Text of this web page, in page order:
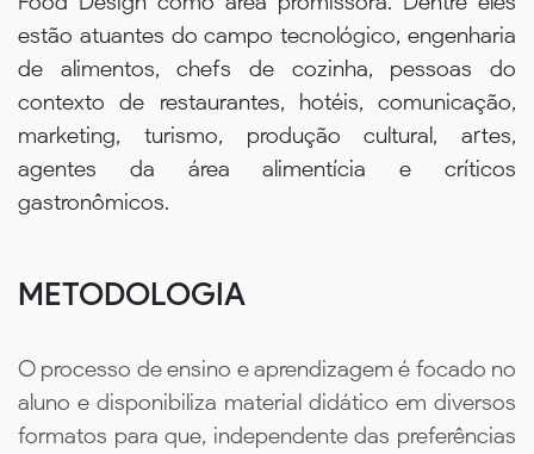
estão atuantes do campo tecnológico, engenharia
de alimentos, chefs de cozinha, pessoas do
contexto de restaurantes, hotéis, comunicação,
marketing, turismo, produção cultural, artes,
agentes da área alimentícia e críticos
gastronômicos.
METODOLOGIA
O processo de ensino e aprendizagem é focado no
aluno e disponibiliza material didático em diversos
formatos para que, independente das preferências